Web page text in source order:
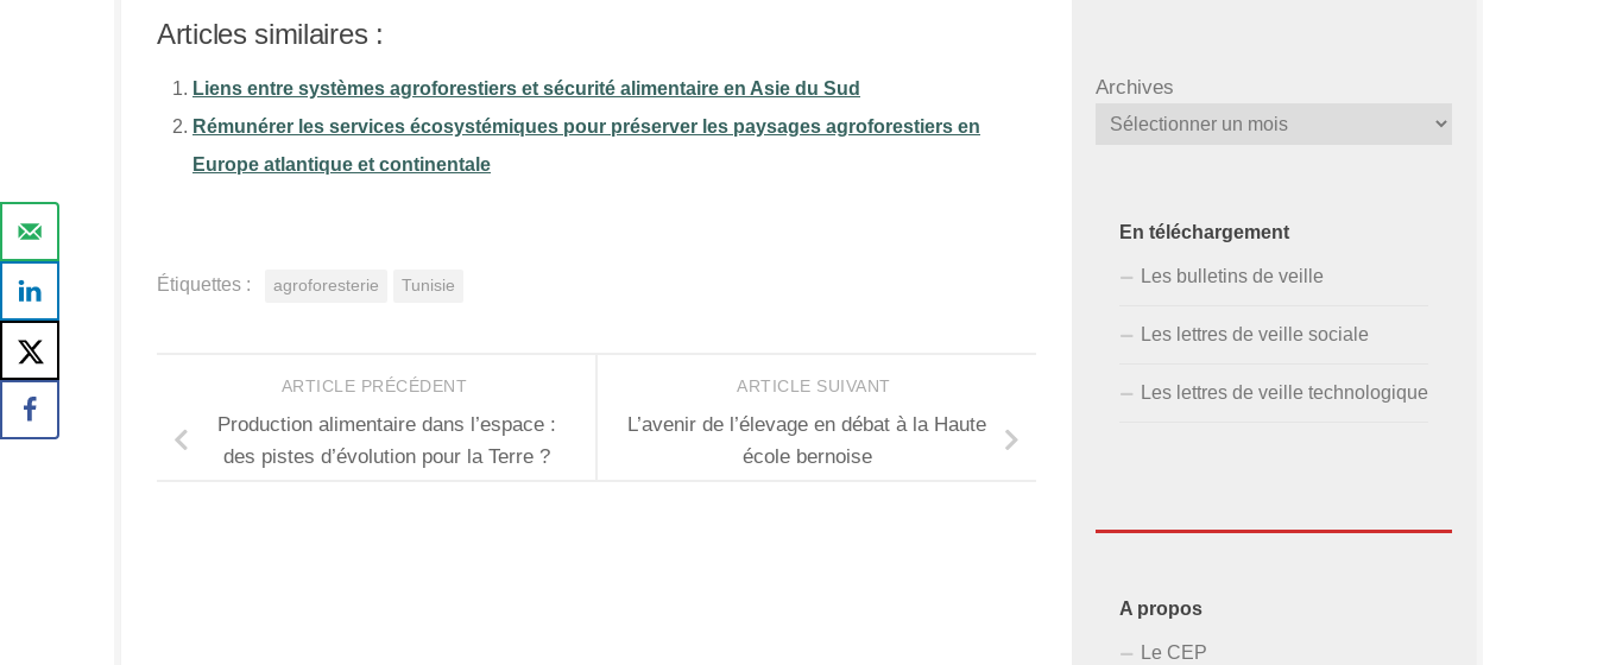
Articles similaires :
Liens entre systèmes agroforestiers et sécurité alimentaire en Asie du Sud
Rémunérer les services écosystémiques pour préserver les paysages agroforestiers en
Europe atlantique et continentale
Étiquettes : agroforesterie Tunisie
ARTICLE SUIVANT
L’avenir de l’élevage en débat à la Haute
école bernoise
ARTICLE PRÉCÉDENT
Production alimentaire dans l’espace :
des pistes d’évolution pour la Terre ?
Archives
En téléchargement
Les bulletins de veille
Les lettres de veille sociale
Les lettres de veille technologique
A propos
Le CEP